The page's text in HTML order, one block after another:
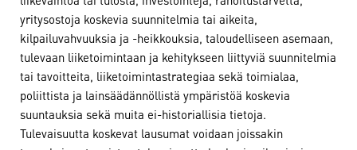
yritysostoja koskevia suunnitelmia tai aikeita,
kilpailuvahvuuksia ja -heikkouksia, taloudelliseen asemaan,
tulevaan liiketoimintaan ja kehitykseen liittyviä suunnitelmia
tai tavoitteita, liiketoimintastrategiaa sekä toimialaa,
poliittista ja lainsäädännöllistä ympäristöä koskevia
suuntauksia sekä muita ei-historiallisia tietoja.
Tulevaisuutta koskevat lausumat voidaan joissakin